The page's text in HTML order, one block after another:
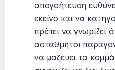
απογοήτευση
εκείνο και να
πρέπει να γνωρίζει
αστάθμητοι
να μαζευει τα